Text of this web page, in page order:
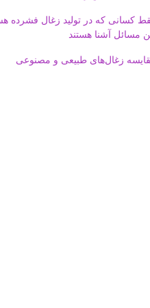
کسانی که در تولید زغال فشرده
مسائل آشنا هستند
زغال‌های طبیعی و مصنوعی